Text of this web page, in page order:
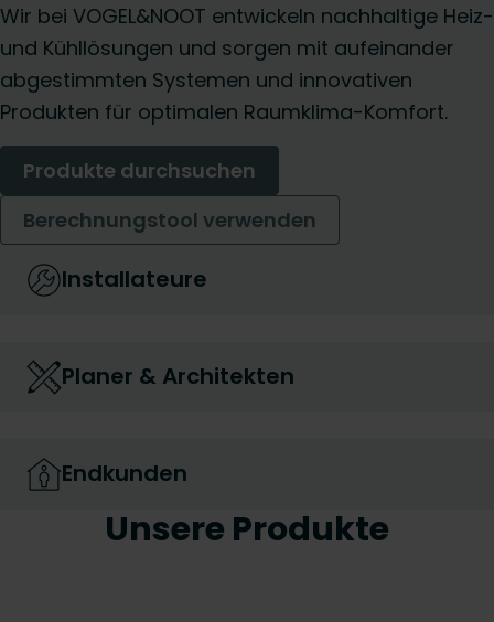
Wir bei VOGEL&NOOT entwickeln nachhaltige Heiz-
und Kühllösungen und sorgen mit aufeinander
abgestimmten Systemen und innovativen
Produkten für optimalen Raumklima-Komfort.
Produkte durchsuchen
Berechnungstool verwenden
Installateure
Planer & Architekten
Endkunden
Unsere Produkte